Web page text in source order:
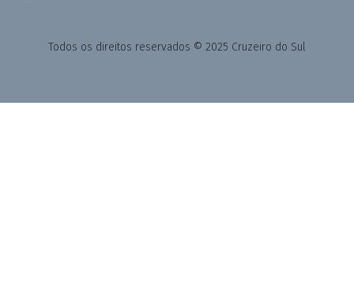
Todos os direitos reservados © 2025 Cruzeiro do Sul